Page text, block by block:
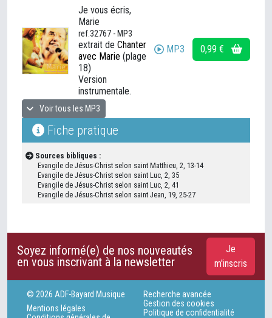
Je vous écris,
Marie
ref.32767 - MP3
extrait de Chanter
avec Marie (plage
18)
Version
instrumentale.
MP3 0,99 €
Voir tous les MP3
Fiche pratique
Sources bibliques :
Evangile de Jésus-Christ selon saint Matthieu, 2, 13-14
Evangile de Jésus-Christ selon saint Luc, 2, 35
Evangile de Jésus-Christ selon saint Luc, 2, 41
Evangile de Jésus-Christ selon saint Jean, 19, 25-27
Soyez informé(e) de nos nouveautés
en vous inscrivant à la newsletter
Je
m'inscris
© 2026 ADF-Bayard Musique
Mentions légales
Recherche avancée
Gestion des cookies
Politique de confidentialité